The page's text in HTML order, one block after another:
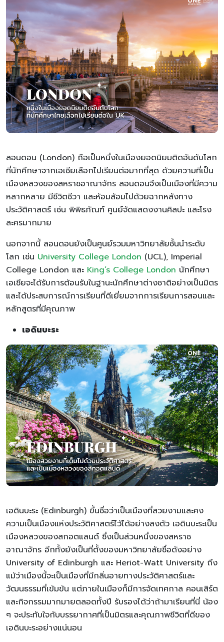
ลอนดอน (London) ถือเป็นหนึ่งในเมืองยอดนิยมติดอันดับโลก
ที่นักศึกษาจากเอเชียเลือกไปเรียนต่อมากที่สุด ด้วยความที่เป็น
เมืองหลวงของสหราชอาณาจักร ลอนดอนจึงเป็นเมืองที่มีความ
หลากหลาย มีชีวิตชีวา และห้อมล้อมไปด้วยฉากหลังทาง
ประวัติศาสตร์ เช่น พิพิธภัณฑ์ ศูนย์จัดแสดงงานศิลปะ และโรง
ละครมากมาย
นอกจากนี้ ลอนดอนยังเป็นศูนย์รวมมหาวิทยาลัยชั้นนำระดับ
โลก เช่น University College London (UCL), Imperial
College London และ King’s College London นักศึกษา
เอเชียจะได้รับการต้อนรับในฐานะนักศึกษาต่างชาติอย่างเป็นมิตร
และได้ประสบการณ์การเรียนที่ดีเยี่ยมจากการเรียนการสอนและ
หลักสูตรที่มีคุณภาพ
เอดินบะระ
เอดินบะระ (Edinburgh) ขึ้นชื่อว่าเป็นเมืองที่สวยงามและคง
ความเป็นเมืองแห่งประวัติศาสตร์ไว้ได้อย่างลงตัว เอดินบะระเป็น
เมืองหลวงของสกอตแลนด์ ซึ่งเป็นส่วนหนึ่งของสหราช
อาณาจักร อีกทั้งยังเป็นที่ตั้งของมหาวิทยาลัยชื่อดังอย่าง
University of Edinburgh และ Heriot-Watt University ถึง
แม้ว่าเมืองนี้จะเป็นเมืองที่มีกลิ่นอายทางประวัติศาสตร์และ
วัฒนธรรมที่เข้มข้น แต่ภายในเมืองก็มีการจัดเทศกาล คอนเสิร์ต
และกิจกรรมมากมายตลอดทั้งปี รับรองได้ว่าถ้ามาเรียนที่นี่ น้อง
ๆ จะประทับใจกับบรรยากาศที่เป็นมิตรและคุณภาพชีวิตที่ดีของ
เอดินบะระอย่างแน่นอน